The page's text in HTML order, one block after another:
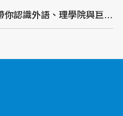
東吳大學只有法商強？帶你認識外語、理學院與巨量資料學院